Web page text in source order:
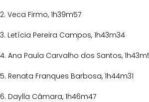
2. Veca Firmo, 1h39m57
3. Letícia Pereira Campos, 1h43m34
4. Ana Paula Carvalho dos Santos,
5. Renata Franques Barbosa, 1h44m31
6. Daylla Câmara, 1h46m47